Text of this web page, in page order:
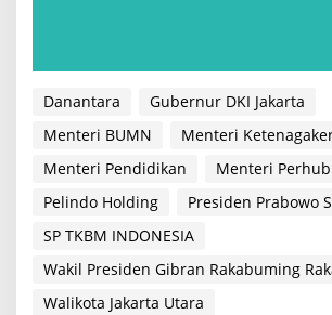
Danantara
Gubernur DKI Jakarta
Menteri BUMN
Menteri
Menteri Pendidikan
Menteri
Pelindo Holding
Presiden Prabowo
SP TKBM INDONESIA
Wakil Presiden Gibran Rakabuming
Walikota Jakarta Utara